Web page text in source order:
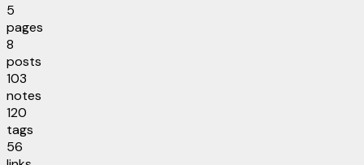
5
pages
8
posts
103
notes
120
tags
56